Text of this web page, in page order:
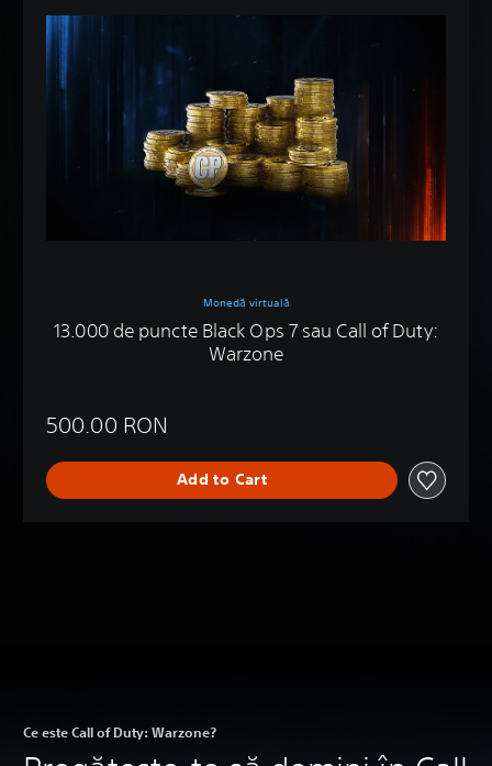
Monedă virtuală
13.000 de puncte Black Ops 7 sau Call of Duty:
Warzone
500.00 RON
Add to Cart
Ce este Call of Duty: Warzone?